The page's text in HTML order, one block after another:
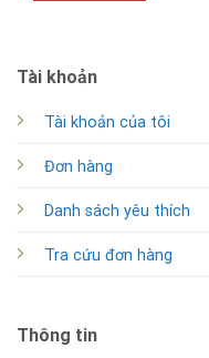
Tài khoản
Tài khoản của tôi
Đơn hàng
Danh sách yêu thích
Tra cứu đơn hàng
Thông tin